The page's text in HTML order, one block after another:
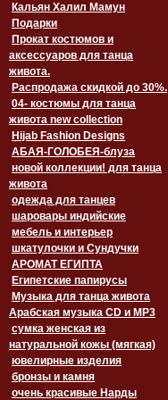
Кальян Халил Мамун
Подарки
Прокат костюмов и
аксессуаров для танца
живота.
Распродажа скидкой до 30%.
04- костюмы для танца
живота new collection
Hijab Fashion Designs
АБАЯ-ГОЛОБЕЯ-блуза
новой коллекции! для танца
живота
одежда для танцев
шаровары индийские
мебель и интерьер
шкатулочки и Сундучки
АРОМАТ ЕГИПТА
Египетские папирусы
Музыка для танца живота
Арабская музыка CD и MP3
сумка женская из
натуральной кожы (мягкая)
ювелирные изделия
бронзы и камня
очень красивые Нарды